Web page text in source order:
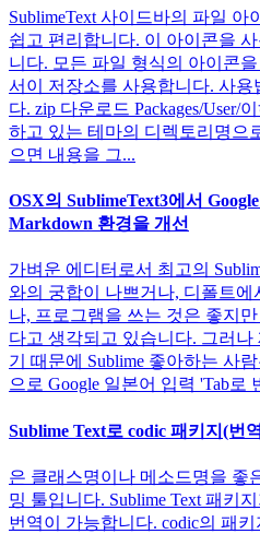
SublimeText 사이드바의 파일 아
쉽고 편리합니다. 이 아이콘을
니다. 모든 파일 형식의 아이콘
서이 저장소를 사용합니다. 사용
다. zip 다운로드 Packages/User/
하고 있는 테마의 디렉토리명으
으면 내용을 그...
OSX의 SublimeText3에서
Markdown 환경을 개선
가벼운 에디터로서 최고의
와의 궁합이 나쁘거나, 디폴트에
나, 프로그램을 쓰는 것은 좋지
다고 생각되고 있습니다. 그러
기 때문에 Sublime 좋아하는 사
으로 Google 일본어 입력 'Tab로
Sublime Text로 codic 패키지(번
은 클래스명이나 메소드명을 좋
밍 툴입니다. Sublime Text 패키
번역이 가능합니다. codic의 패